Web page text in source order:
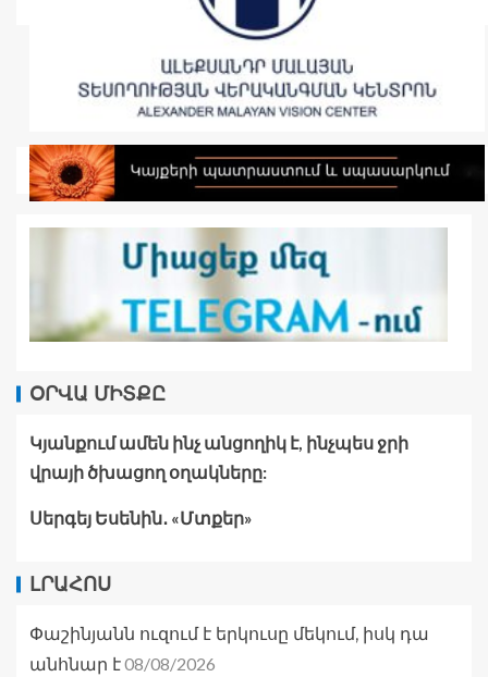
ՕՐՎԱ ՄԻՏՔԸ
Կյանքում ամեն ինչ անցողիկ է, ինչպես ջրի
վրայի ծխացող օղակները:
Սերգեյ Եսենին․ «Մտքեր»
ԼՐԱՀՈՍ
Փաշինյանն ուզում է երկուսը մեկում, իսկ դա
անհնար է08/08/2026